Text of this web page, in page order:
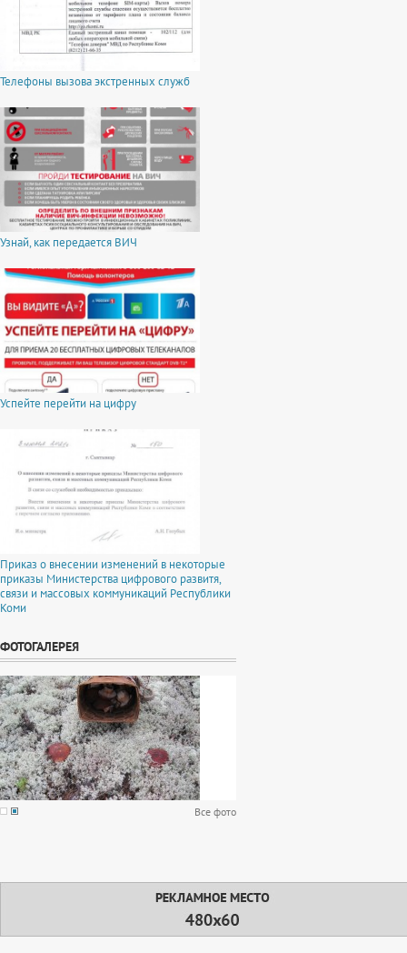
Телефоны вызова экстренных служб
Узнай, как передается ВИЧ
Успейте перейти на цифру
Приказ о внесении изменений в некоторые
приказы Министерства цифрового развитя,
связи и массовых коммуникаций Республики
Коми
ФОТОГАЛЕРЕЯ
Все фото